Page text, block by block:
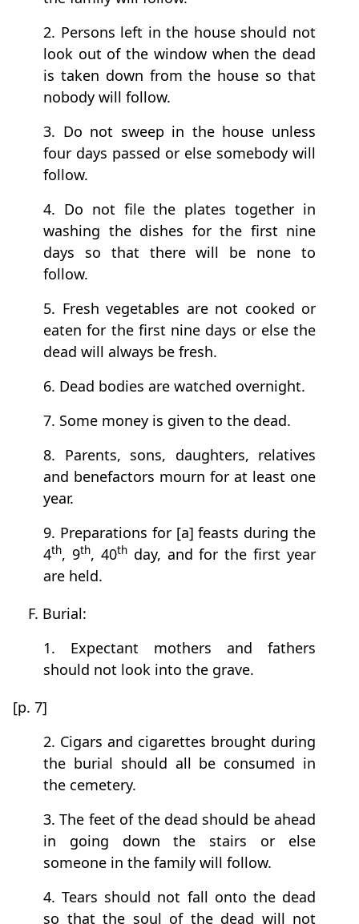
2. Persons left in the house should not
look out of the window when the dead
is taken down from the house so that
nobody will follow.
3. Do not sweep in the house unless
four days passed or else somebody will
follow.
4. Do not file the plates together in
washing the dishes for the first nine
days so that there will be none to
follow.
5. Fresh vegetables are not cooked or
eaten for the first nine days or else the
dead will always be fresh.
6. Dead bodies are watched overnight.
7. Some money is given to the dead.
8. Parents, sons, daughters, relatives
and benefactors mourn for at least one
year.
9. Preparations for [a] feasts during the
4th, 9th, 40thday, and for the first year
are held.
F. Burial:
1. Expectant mothers and fathers
should not look into the grave.
[p. 7]
2. Cigars and cigarettes brought during
the burial should all be consumed in
the cemetery.
3. The feet of the dead should be ahead
in going down the stairs or else
someone in the family will follow.
4. Tears should not fall onto the dead
so that the soul of the dead will not